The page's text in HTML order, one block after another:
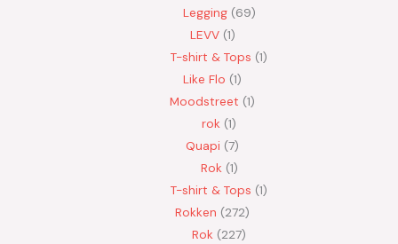
Legging 69
LEVV 1
T-shirt & Tops 1
Like Flo 1
Moodstreet 1
rok 1
Quapi 7
Rok 1
T-shirt & Tops 1
Rokken 272
Rok 227